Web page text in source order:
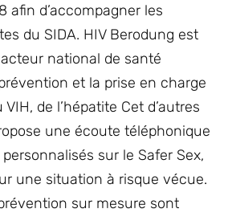
afin d’accompagner les
du SIDA. HIV Berodung est
national de santé
et la prise en charge
de l’hépatite Cet d’autres
une écoute téléphonique
sur le Safer Sex,
une situation à risque vécue.
sur mesure sont